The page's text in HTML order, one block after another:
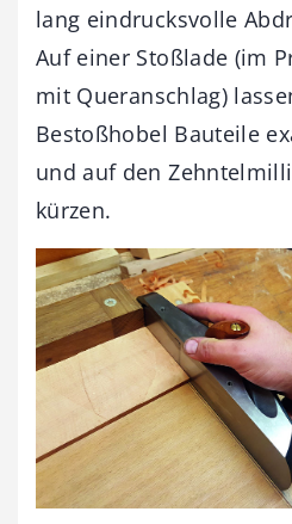
lang eindrucksvolle
Auf einer Stoßlade (im
mit Queranschlag)
Bestoßhobel Bauteile
und auf den
kürzen.